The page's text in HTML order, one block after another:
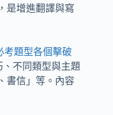
是增進翻譯與寫
考題型各個擊破
不同類型與主題
書信」等。內容